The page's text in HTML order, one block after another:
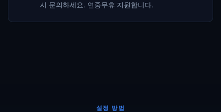
시 문의하세요. 연중무휴 지원합니다.
설정 방법